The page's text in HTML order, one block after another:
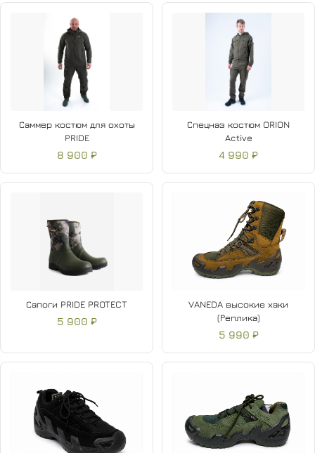
Саммер костюм для охоты
PRIDE
8 900 ₽
Спецназ костюм ORION
Active
4 990 ₽
Сапоги PRIDE PROTECT
5 900 ₽
VANEDA высокие хаки
(Реплика)
5 990 ₽